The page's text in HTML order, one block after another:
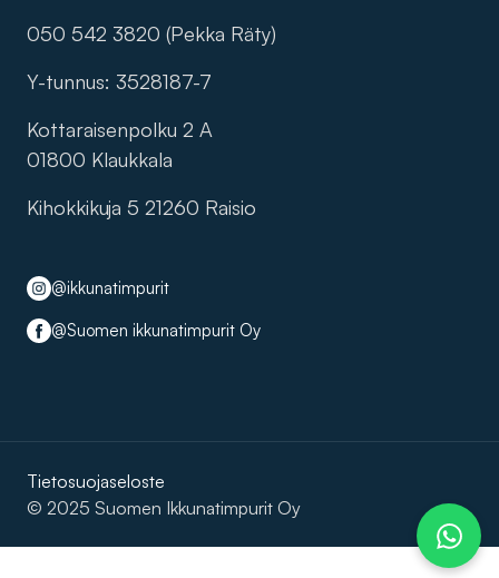
050 542 3820 (Pekka Räty)
Y-tunnus: 3528187-7
Kottaraisenpolku 2 A
01800 Klaukkala
Kihokkikuja 5 21260 Raisio
@ikkunatimpurit
@Suomen ikkunatimpurit Oy
© 2025 Suomen Ikkunatimpurit Oy
Tietosuojaseloste